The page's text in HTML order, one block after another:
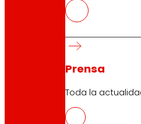
Prensa
Toda la